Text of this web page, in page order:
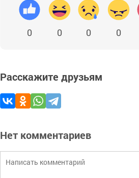
0 0 0 0
Расскажите друзьям
Нет комментариев